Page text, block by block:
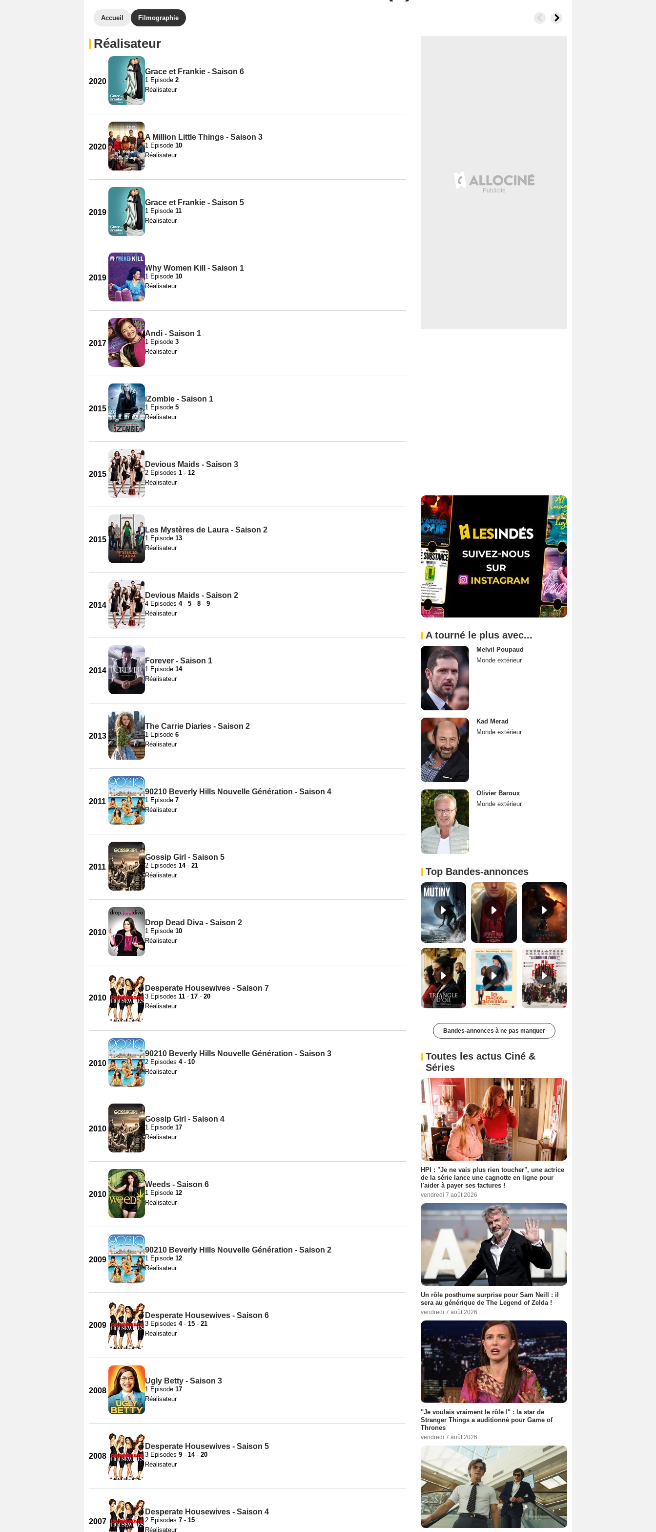
Accueil Filmographie
Réalisateur
2020
Grace et Frankie - Saison 6
1 Episode 2
Réalisateur
2020
A Million Little Things - Saison 3
1 Episode 10
Réalisateur
2019
Grace et Frankie - Saison 5
1 Episode 11
Réalisateur
2019
Why Women Kill - Saison 1
1 Episode 10
Réalisateur
2017
Andi - Saison 1
1 Episode 3
Réalisateur
2015
iZombie - Saison 1
1 Episode 5
Réalisateur
2015
Devious Maids - Saison 3
2 Episodes 1 - 12
Réalisateur
2015
Les Mystères de Laura - Saison 2
1 Episode 13
Réalisateur
2014
Devious Maids - Saison 2
4 Episodes 4- 5 - 8 - 9
Réalisateur
2014
Forever - Saison 1
1 Episode 14
Réalisateur
2013
The Carrie Diaries - Saison 2
1 Episode 6
Réalisateur
2011
90210 Beverly Hills Nouvelle Génération - Saison 4
1 Episode 7
Réalisateur
2011
Gossip Girl - Saison 5
2 Episodes 14- 21
Réalisateur
2010
Drop Dead Diva - Saison 2
1 Episode 10
Réalisateur
2010
Desperate Housewives - Saison 7
3 Episodes 11 - 17 - 20
Réalisateur
2010
90210 Beverly Hills Nouvelle Génération - Saison 3
2 Episodes 4- 10
Réalisateur
2010
Gossip Girl - Saison 4
1 Episode 17
Réalisateur
2010
Weeds - Saison 6
1 Episode 12
Réalisateur
2009
90210 Beverly Hills Nouvelle Génération - Saison 2
1 Episode 12
Réalisateur
2009
Desperate Housewives - Saison 6
3 Episodes 4- 15 - 21
Réalisateur
2008
Ugly Betty - Saison 3
1 Episode 17
Réalisateur
2008
Desperate Housewives - Saison 5
3 Episodes 9 - 14- 20
Réalisateur
2007
Desperate Housewives - Saison 4
2 Episodes 7 - 15
Réalisateur
A tourné le plus avec...
Melvil Poupaud
Monde extérieur
Kad Merad
Monde extérieur
Olivier Baroux
Monde extérieur
Top Bandes-annonces
Mutiny Bande-annonce VO STFR Spider-Man: Brand New Day Bande-annonce VO STFR
Le Triangle d'or Bande-annonce VF De la Comédie-Française Teaser VF
Bandes-annonces à ne pas manquer
Toutes les actus Ciné &
Séries
HPI : "Je ne vais plus rien toucher", une actrice
de la série lance une cagnotte en ligne pour
l'aider à payer ses factures !
vendredi 7 août 2026
Un rôle posthume surprise pour Sam Neill : il
sera au générique de The Legend of Zelda !
vendredi 7 août 2026
"Je voulais vraiment le rôle !" : la star de
Stranger Things a auditionné pour Game of
Thrones
vendredi 7 août 2026